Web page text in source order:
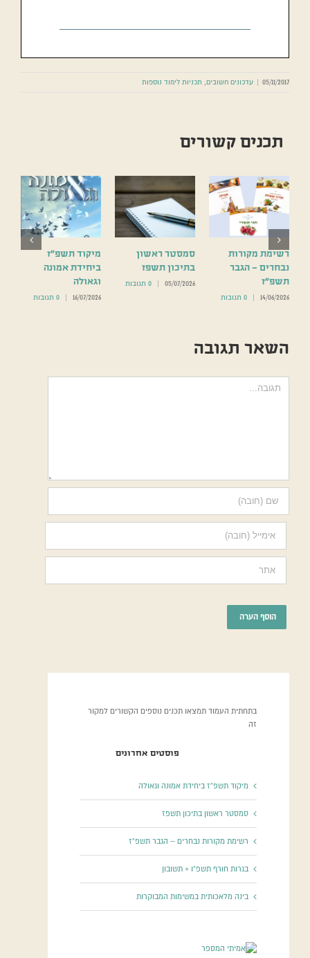
05/11/2017
| עדכונים חשובים, תכניות לימוד נוספות
תכנים קשורים
מיקוד תשפ”ז
ביחידת אמונה
וגאולה
16/07/2026
| 0 תגובות
סמסטר ראשון
בתיכון תשפז
05/07/2026
| 0 תגובות
רשימת מקורות
נבחרים – הגבר
תשפ”ז
14/06/2026
| 0 תגובות
השאר תגובה
בתחתית העמוד תמצאו תכנים נוספים הקשורים למקור
זה
פוסטים אחרונים
מיקוד תשפ”ז ביחידת אמונה וגאולה
סמסטר ראשון בתיכון תשפז
רשימת מקורות נבחרים – הגבר תשפ”ז
בגרות חורף תשפ”ו + תשובון
בינה מלאכותית במשימות המבוקרות